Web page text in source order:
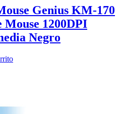
Genius KM-170
Mouse 1200DPI
Negro